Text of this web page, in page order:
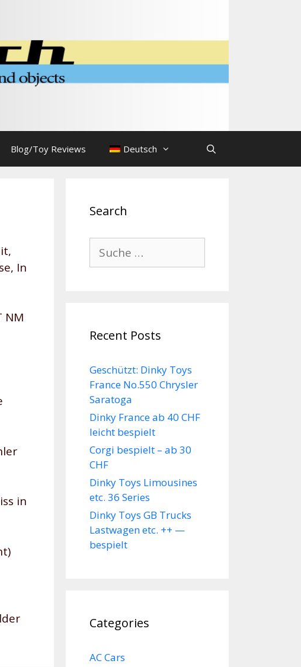
Blog/Toy Reviews Deutsch
In
NM
in
Search
nach:
Recent Posts
Geschützt: Dinky Toys
France No.550 Chrysler
Saratoga
Dinky France ab 40 CHF
leicht bespielt
Corgi bespielt – ab 30
CHF
Dinky Toys Limousines
etc. 36 Series
Dinky Toys GB Trucks
Lastwagen etc. ++ —
bespielt
Categories
AC Cars